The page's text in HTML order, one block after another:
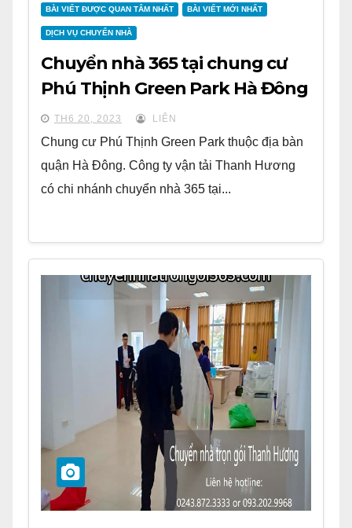
BÀI VIẾT ĐƯỢC QUAN TÂM NHẤT BÀI VIẾT MỚI NHẤT
DỊCH VỤ CHUYỂN NHÀ
Chuyển nhà 365 tại chung cư
Phú Thịnh Green Park Hà Đông
TH6 20, 2023 LIÊN
Chung cư Phú Thịnh Green Park thuộc địa bàn
quận Hà Đông. Công ty vận tải Thanh Hương
có chi nhánh chuyển nhà 365 tại...